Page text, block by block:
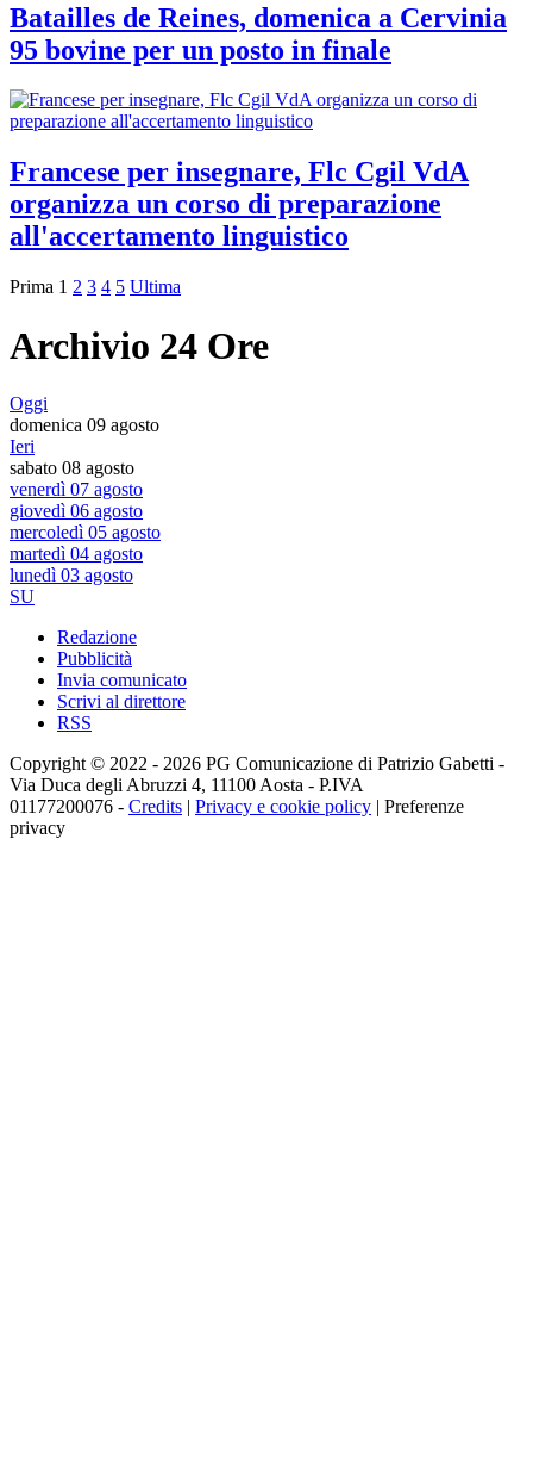
Batailles de Reines, domenica a Cervinia
95 bovine per un posto in finale
Francese per insegnare, Flc Cgil VdA
organizza un corso di preparazione
all'accertamento linguistico
Prima 1 2 3 4 5 Ultima
Archivio 24 Ore
Oggi
domenica 09 agosto
Ieri
sabato 08 agosto
venerdì 07 agosto
giovedì 06 agosto
mercoledì 05 agosto
martedì 04 agosto
lunedì 03 agosto
SU
Redazione
Pubblicità
Invia comunicato
Scrivi al direttore
RSS
Copyright © 2022 - 2026 PG Comunicazione di Patrizio Gabetti -
Via Duca degli Abruzzi 4, 11100 Aosta - P.IVA
01177200076 - Credits | Privacy e cookie policy | Preferenze
privacy